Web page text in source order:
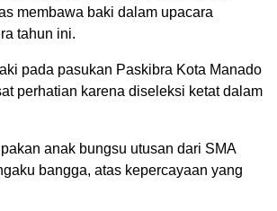
membawa baki dalam upacara
tahun ini.
pada pasukan Paskibra Kota Manado
perhatian karena diseleksi ketat dalam
anak bungsu utusan dari SMA
bangga, atas kepercayaan yang